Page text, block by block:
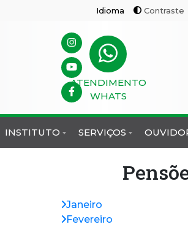
Idioma Contraste
ATENDIMENTO
WHATS
INSTITUTO SERVIÇOS
Janeiro
Fevereiro